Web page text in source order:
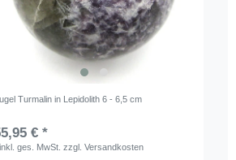
Turmalin in Lepidolith 6 - 6,5 cm
€ *
inkl. ges. MwSt. zzgl.Versandkosten